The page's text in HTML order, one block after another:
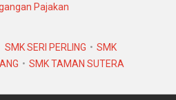
Pajakan
SMK SERI PERLING
SMK
SMK TAMAN SUTERA